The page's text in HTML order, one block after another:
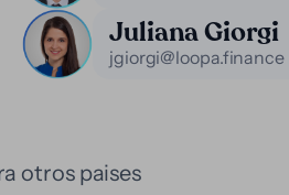
Juliana Giorgi
jgiorgi@loopa.finance
otros paises